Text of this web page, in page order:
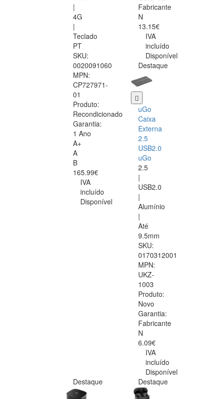
|
4G
|
Teclado
PT
SKU:
0020091060
MPN:
CP727971-
01
Produto:
Recondicionado
Garantia:
1 Ano
A+
A
B
165.99€
IVA
incluído
Disponível
Fabricante
N
13.15€
IVA
incluído
Disponível
Destaque
uGo
Caixa
Externa
2.5
USB2.0
uGo
2.5
|
USB2.0
|
Alumínio
|
Até
9.5mm
SKU:
0170312001
MPN:
UKZ-
1003
Produto:
Novo
Garantia:
Fabricante
N
6.09€
IVA
incluído
Disponível
Destaque
Destaque